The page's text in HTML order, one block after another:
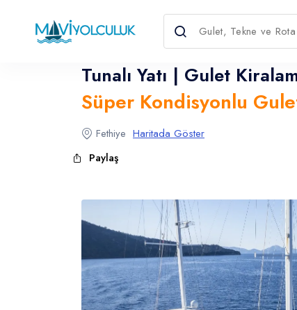
Tunalı Yatı | Gulet
Süper Kondisyonlu
Fethiye Haritada Göster
Paylaş
Dil Seçin
Para Birimini Seçin